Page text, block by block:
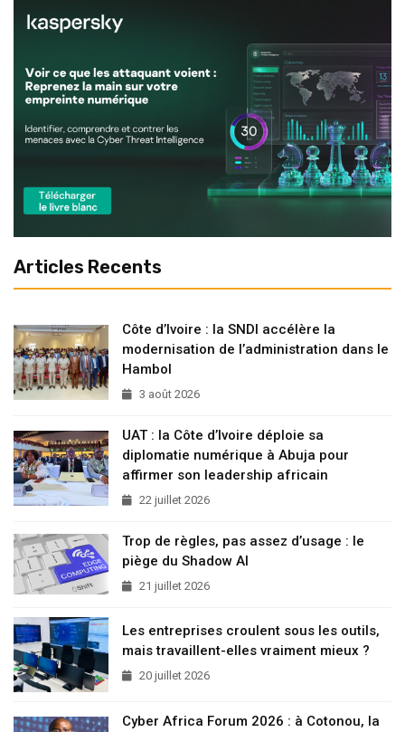
Articles Recents
Côte d’Ivoire : la SNDI accélère la
modernisation de l’administration dans le
Hambol
3 août 2026
UAT : la Côte d’Ivoire déploie sa
diplomatie numérique à Abuja pour
affirmer son leadership africain
22 juillet 2026
Trop de règles, pas assez d’usage : le
piège du Shadow AI
21 juillet 2026
Les entreprises croulent sous les outils,
mais travaillent-elles vraiment mieux ?
20 juillet 2026
Cyber Africa Forum 2026 : à Cotonou, la